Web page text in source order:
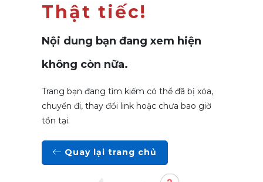
Thật tiếc!
Nội dung bạn đang xem hiện
không còn nữa.
Trang bạn đang tìm kiếm có thể đã bị xóa,
chuyển đi, thay đổi link hoặc chưa bao giờ
tồn tại.
Quay lại trang chủ